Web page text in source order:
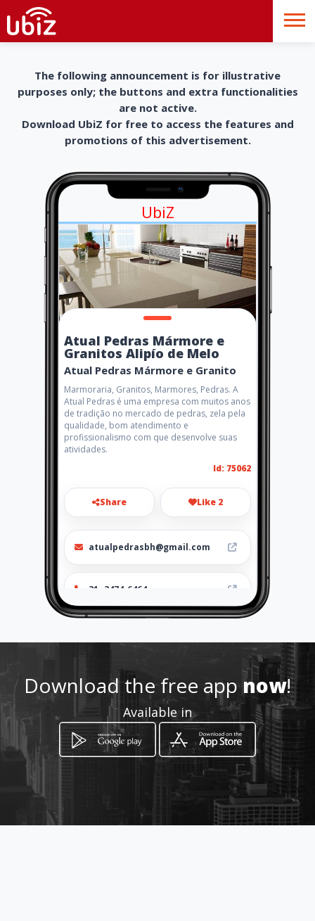
The following announcement is for illustrative
purposes only; the buttons and extra functionalities
are not active.
Download UbiZ for free to access the features and
promotions of this advertisement.
UbiZ
Atual Pedras Mármore e
Granitos Alipío de Melo
Atual Pedras Mármore e Granito
Marmoraria, Granitos, Marmores, Pedras. A
Atual Pedras é uma empresa com muitos anos
de tradição no mercado de pedras, zela pela
qualidade, bom atendimento e
profissionalismo com que desenvolve suas
atividades.
Id: 75062
Share Like 2
atualpedrasbh@gmail.com
31- 3474-6464
How to get
Belo Horizonte, Minas Gerais
Download the free appnow!
Available in